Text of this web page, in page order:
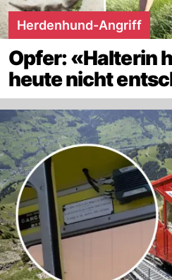
Herdenhund-Angriff
Opfer: «Halterin
heute nicht